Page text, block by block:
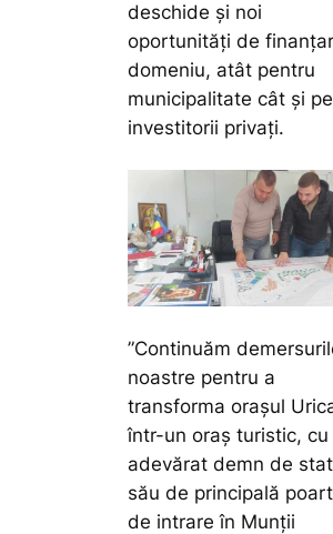
deschide și noi
oportunități de
domeniu, atât pentru
municipalitate cât și
investitorii privați.
”Continuăm
noastre pentru a
transforma orașul
într-un oraș turistic, cu
adevărat demn de
său de principală
de intrare în Munții